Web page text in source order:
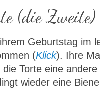
(die Zweite)
Geburtstag im
(Klick). Ihre
Torte eine
wieder eine